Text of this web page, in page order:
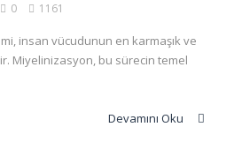
0 1161
insan vücudunun en karmaşık ve
Miyelinizasyon, bu sürecin temel
Devamını Oku